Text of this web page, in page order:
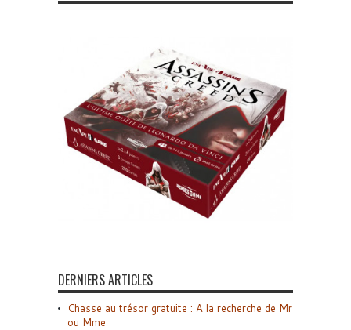
DERNIERS ARTICLES
Chasse au trésor gratuite : A la recherche de Mr
ou Mme